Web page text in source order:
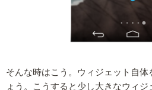
そんな時はこう。ウィジェット自体
ょう。こうすると少し大きなウィ